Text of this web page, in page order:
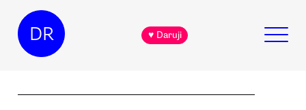
DR ♥ Daruji